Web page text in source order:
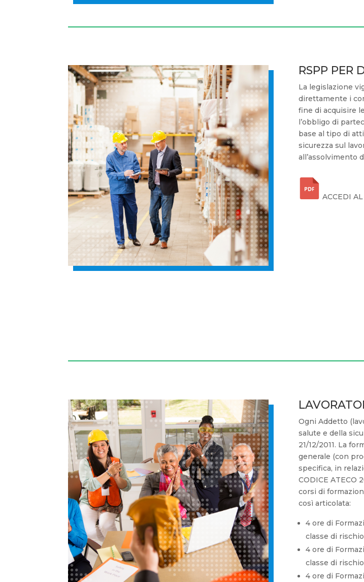
RSPP PER
La legislazione
direttamente i
fine di acquisire
l’obbligo di
base al tipo di
sicurezza sul
all’assolvimento
ACCEDI
Ogni Addetto
salute e della
21/12/2011. La
generale (con
specifica, in
CODICE ATECO
corsi di
così articolata:
4 ore di
classe di
4 ore di
classe di
4 ore di